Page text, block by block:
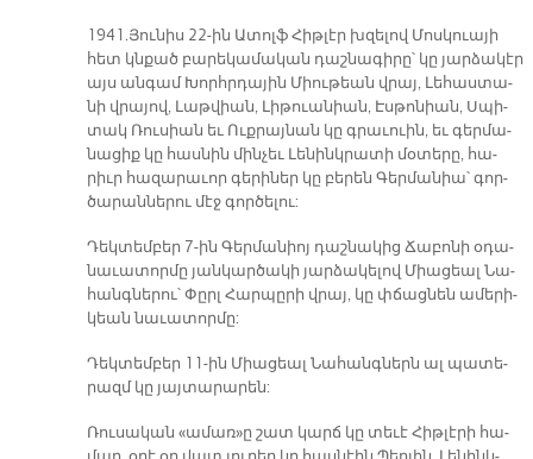
1941. Յու­նիս 22-ին Ա­տոլֆ Հիթ­լէր խզե­լով Մոս­կուա­յի
հետ կնքած բա­րե­կա­մա­կան դաշ­նա­գի­րը՝ կը յար­ձա­կէր
այս ան­գամ Խորհր­դա­յին Միու­թեան վրայ, Լե­հաս­տա­
նի վրա­յով, Լաթ­վիան, Լի­թուա­նիան, Էս­թո­նիան, Սպի­
տակ Ռու­սիան եւ Ուք­րա­յնան կը գրա­ւուին, եւ գեր­մա­
նա­ցիք կը հաս­նին մին­չեւ Լե­նինկ­րա­տի մօ­տե­րը, հա­
րիւր հա­զա­րա­ւոր գե­րի­ներ կը բե­րեն Գեր­մա­նիա՝ գոր­
ծա­րան­նե­րու մէջ գոր­ծե­լու:
Դեկ­տեմ­բեր 7-ին Գեր­մա­նիոյ դաշ­նա­կից Ճա­բո­նի օ­դա­
նա­ւա­տոր­մը յան­կար­ծա­կի յար­ձա­կե­լով Միա­ցեալ Նա­
հանգ­նե­րու՝ Փըրլ Հար­պը­րի վրայ, կը փճաց­նեն ա­մե­րի­
կեան նա­ւա­տոր­մը:
Դեկ­տեմ­բեր 11-ին Միա­ցեալ Նա­հանգներն ալ պա­տե­
րազմ կը յայ­տա­րա­րեն:
Ռու­սա­կան «ա­մառ»ը շատ կարճ կը տե­ւէ Հիթ­լէ­րի հա­